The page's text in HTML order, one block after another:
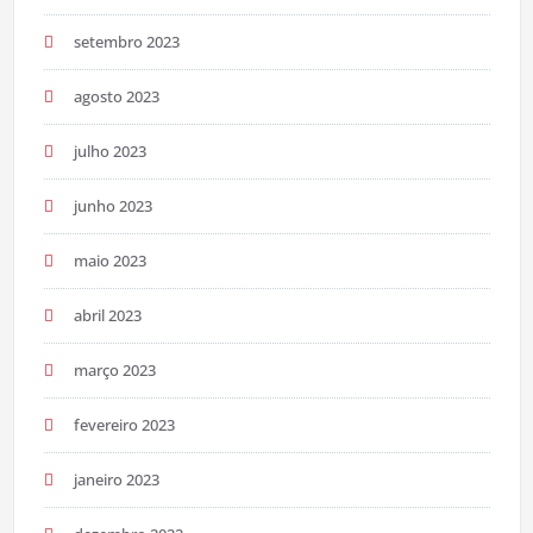
setembro 2023
agosto 2023
julho 2023
junho 2023
maio 2023
abril 2023
março 2023
fevereiro 2023
janeiro 2023